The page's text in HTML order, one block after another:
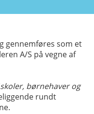
gennemføres som et
A/S på vegne af
børnehaver og
rundt